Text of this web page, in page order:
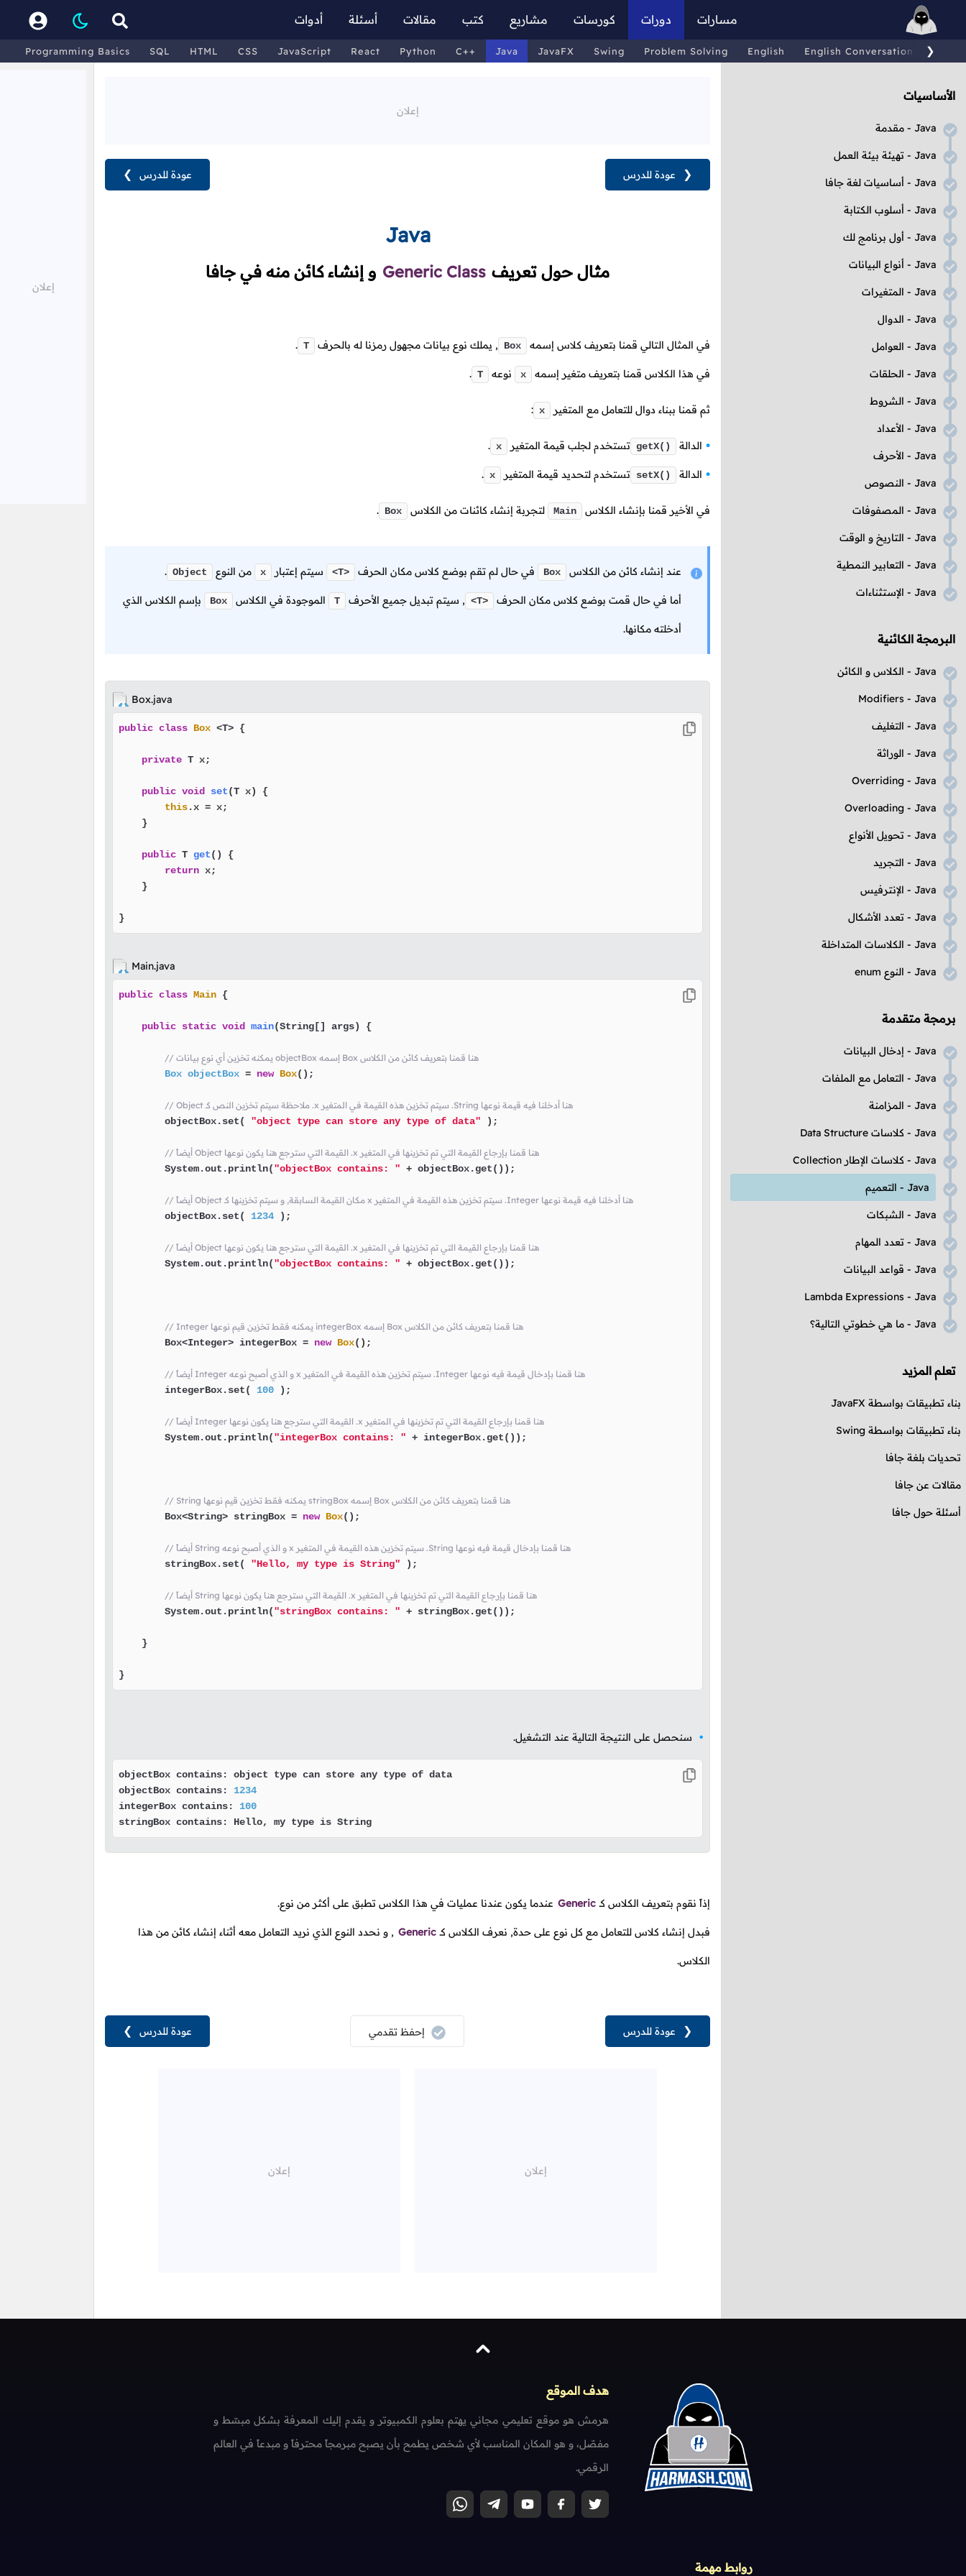
مسارات دورات كورسات مشاريع كتب مقالات أسئلة أدوات
Programming Basics SQL HTML CSS JavaScript React Python C++ Java JavaFX Swing Problem Solving English English Conversations ❯
الأساسيات
Java - مقدمة
Java - تهيئة بيئة العمل
Java - أساسيات لغة جافا
Java - أسلوب الكتابة
Java - أول برنامج لك
Java - أنواع البيانات
Java - المتغيرات
Java - الدوال
Java - العوامل
Java - الحلقات
Java - الشروط
Java - الأعداد
Java - الأحرف
Java - النصوص
Java - المصفوفات
Java - التاريخ و الوقت
Java - التعابير النمطية
Java - الإستثناءات
البرمجة الكائنية
Java - الكلاس و الكائن
Java
-
Modifiers
Java - التغليف
Java - الوراثة
Java
-
Overriding
Java
-
Overloading
Java - تحويل الأنواع
Java - التجريد
Java - الإنترفيس
Java - تعدد الأشكال
Java - الكلاسات المتداخلة
Java - النوع enum
برمجة متقدمة
Java - إدخال البيانات
Java - التعامل مع الملفات
Java - المزامنة
Java - كلاسات Data Structure
Java - كلاسات الإطار Collection
Java - التعميم
Java - الشبكات
Java - تعدد المهام
Java - قواعد البيانات
Java
-
Lambda Expressions
Java - ما هي خطوتي التالية؟
تعلم المزيد
بناء تطبيقات بواسطة JavaFX
بناء تطبيقات بواسطة Swing
تحديات بلغة جافا
مقالات عن جافا
أسئلة حول جافا
عودة للدرس ❯ ❮ عودة للدرس
Java
مثال حول تعريف Generic Class و إنشاء كائن منه في جافا
في المثال التالي قمنا بتعريف كلاس إسمه Box , يملك نوع بيانات مجهول رمزنا له بالحرف T
.
في هذا الكلاس قمنا بتعريف متغير إسمه x نوعه T
.
ثم قمنا ببناء دوال للتعامل مع المتغير x
:
الدالة getX() تستخدم لجلب قيمة المتغير x
.
الدالة setX() تستخدم لتحديد قيمة المتغير x
.
في الأخير قمنا بإنشاء الكلاس Main لتجربة إنشاء كائنات من الكلاس Box
.
عند إنشاء كائن من الكلاس Box في حال لم تقم بوضع كلاس مكان الحرف <T> سيتم إعتبار x من النوع Object
.
أما في حال قمت بوضع كلاس مكان الحرف <T> , سيتم تبديل جميع الأحرف T الموجودة في الكلاس Box بإسم الكلاس الذي
أدخلته مكانها.
Box.java
public class Box <T> {
private T x;
public void set(T x)
{
this.x = x;
    }
public T get()
{
return x;
    }
}
Main.java
public class Main {
public static void main(String[] args) {
// يمكنه تخزين أي نوع بيانات objectBox إسمه Box هنا قمنا بتعريف كائن من الكلاس
Box objectBox = new Box();
// Object ملاحظة سيتم تخزين النص كـ .x سيتم تخزين هذه القيمة في المتغير .String هنا أدخلنا فيه قيمة نوعها
        objectBox.set(
"object type can store any type of data" );
// أيضاً Object القيمة التي سترجع هنا يكون نوعها .x هنا قمنا بإرجاع القيمة التي تم تخزينها في المتغير
        System.out.println(
"objectBox contains: " + objectBox.get());
// أيضاً Object مكان القيمة السابقة, و سيتم تخزينها كـ x سيتم تخزين هذه القيمة في المتغير .Integer هنا أدخلنا فيه قيمة نوعها
        objectBox.set(
1234 );
// أيضاً Object القيمة التي سترجع هنا يكون نوعها .x هنا قمنا بإرجاع القيمة التي تم تخزينها في المتغير
        System.out.println(
"objectBox contains: " + objectBox.get());
// Integer يمكنه فقط تخزين قيم نوعها integerBox إسمه Box هنا قمنا بتعريف كائن من الكلاس
        Box<Integer> integerBox =
new Box();
// أيضاً Integer و الذي أصبح نوعه x سيتم تخزين هذه القيمة في المتغير .Integer هنا قمنا بإدخال قيمة فيه نوعها
        integerBox.set(
100 );
// أيضاً Integer القيمة التي سترجع هنا يكون نوعها .x هنا قمنا بإرجاع القيمة التي تم تخزينها في المتغير
        System.out.println(
"integerBox contains: " + integerBox.get());
// String يمكنه فقط تخزين قيم نوعها stringBox إسمه Box هنا قمنا بتعريف كائن من الكلاس
        Box<String> stringBox =
new Box();
// أيضاً String و الذي أصبح نوعه x سيتم تخزين هذه القيمة في المتغير .String هنا قمنا بإدخال قيمة فيه نوعها
        stringBox.set(
"Hello, my type is String" );
// أيضاً String القيمة التي سترجع هنا يكون نوعها .x هنا قمنا بإرجاع القيمة التي تم تخزينها في المتغير
        System.out.println(
"stringBox contains: " + stringBox.get());
    }
}
سنحصل على النتيجة التالية عند التشغيل.
objectBox contains: object type can store any type of data
objectBox contains: 1234
integerBox contains: 100
stringBox contains: Hello, my type is String
إذاً نقوم بتعريف الكلاس كـ Generic عندما يكون عندنا عمليات في هذا الكلاس تطبق على أكثر من نوع.
فبدل إنشاء كلاس للتعامل مع كل نوع على حدة, نعرف الكلاس كـ Generic , و نحدد النوع الذي نريد التعامل معه أثناء إنشاء كائن من هذا
الكلاس.
عودة للدرس ❯ إحفظ تقدمي ❮ عودة للدرس
هدف الموقع
هرمش هو موقع تعليمي مجاني يهتم بعلوم الكمبيوتر و يقدم إليك المعرفة بشكل مبسّط و
مفصّل، و هو المكان المناسب لأي شخص يطمح بأن يصبح مبرمجاً محترفاً و مبدعاً في العالم
الرقمي.
روابط مهمة